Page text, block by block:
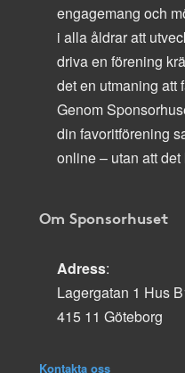
engagemang och
i alla åldrar att
driva en förening
det en utmaning att
Genom
din favoritförening
online – utan att
Om Sponsorhuset
Adress:
Lagergatan 1 Hus
415 11 Göteborg
Kontakta oss